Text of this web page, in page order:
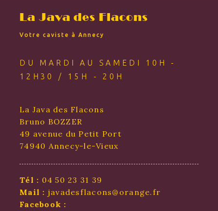
La Java des Flacons
Votre caviste à Annecy
DU MARDI AU SAMEDI 10H -
12H30 / 15H - 20H
La Java des Flacons
Bruno BOZZER
49 avenue du Petit Port
74940 Annecy-le-Vieux
Tél : 04 50 23 31 39
Mail : javadesflacons@orange.fr
Facebook :